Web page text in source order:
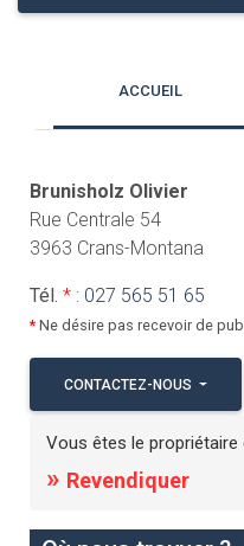
ACCUEIL
Brunisholz Olivier
Rue Centrale 54
3963 Crans-Montana
Tél. *: 027 565 51 65
*Ne désire pas recevoir de
CONTACTEZ-NOUS
Vous êtes le
» Revendiquer